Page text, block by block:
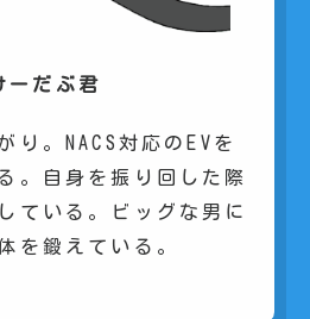
ーだぶ君
り。NACS対応のEVを
。自身を振り回した際
ている。ビッグな男に
を鍛えている。